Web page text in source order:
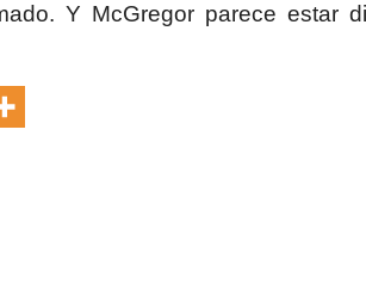
Y McGregor parece estar